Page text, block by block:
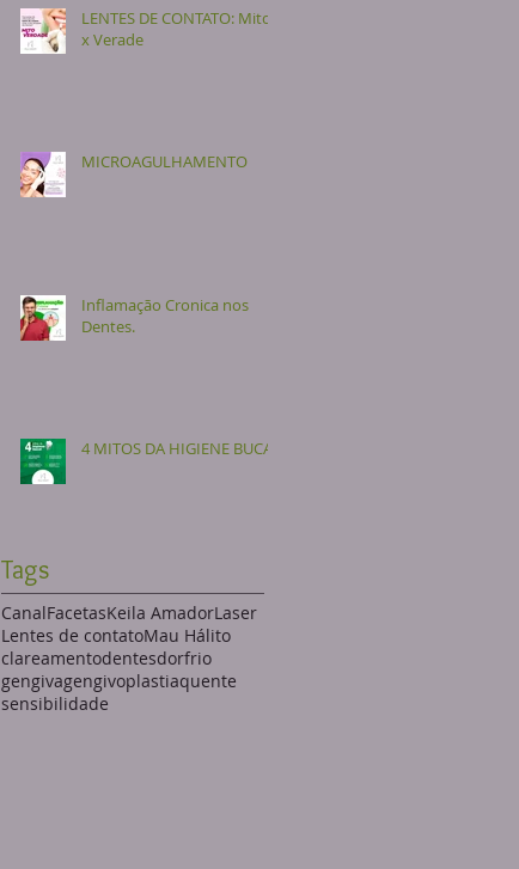
LENTES DE CONTATO: Mito
x Verade
MICROAGULHAMENTO
Inflamação Cronica nos
Dentes.
4 MITOS DA HIGIENE BUCAL
Tags
CanalFacetasKeila AmadorLaser
Lentes de contatoMau Hálito
clareamentodentesdorfrio
gengivagengivoplastiaquente
sensibilidade